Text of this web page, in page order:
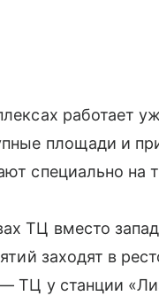
работает
площади и
специально на
ТЦ вместо
заходят в
ТЦ у станции